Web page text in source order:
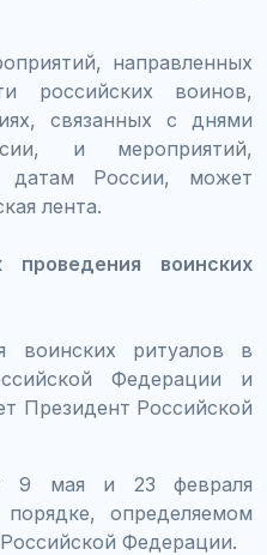
направленных
российских воинов,
связанных с днями
и мероприятий,
датам России, может
лента.
воинских
воинских ритуалов в
Федерации и
Президент Российской
9 мая и 23 февраля
определяемом
Федерации.